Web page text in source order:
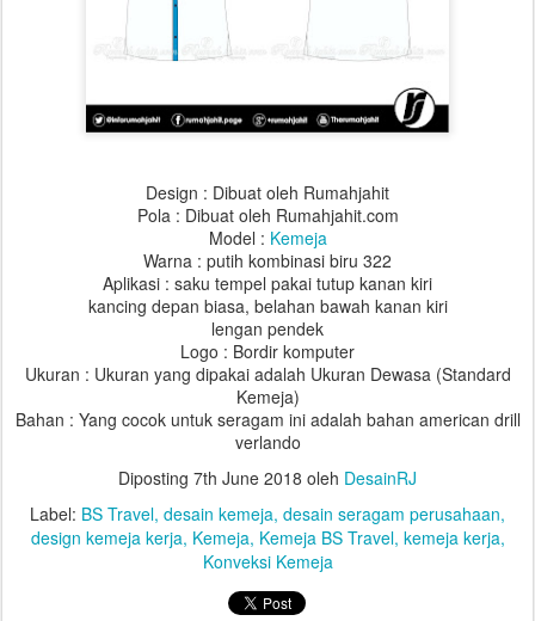
Design : Dibuat oleh Rumahjahit
Pola : Dibuat oleh Rumahjahit.com
Model : Kemeja
Warna : putih kombinasi biru 322
Aplikasi : saku tempel pakai tutup kanan kiri
kancing depan biasa, belahan bawah kanan kiri
lengan pendek
Logo : Bordir komputer
Ukuran : Ukuran yang dipakai adalah Ukuran Dewasa (Standard
Kemeja)
Bahan : Yang cocok untuk seragam ini adalah bahan american drill
verlando
Diposting 7th June 2018 oleh DesainRJ
Label: BS Travel desain kemeja desain seragam perusahaan
design kemeja kerja Kemeja Kemeja BS Travel kemeja kerja
Konveksi Kemeja